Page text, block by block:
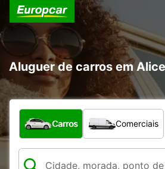
Aluguer de carros em
Que tipo de veículo pretende?
Carros Comerciais